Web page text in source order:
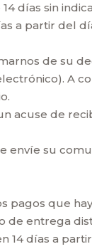
días sin
a partir del
de su
A
acuse de
envíe su
pagos que
entrega
14 días a